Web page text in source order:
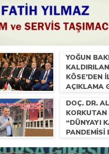
YOĞUN
KÖSE’DEN
AÇIKLAMA
DOÇ. DR.
KORKUTAN
“DÜNYAYI
PANDEMISI